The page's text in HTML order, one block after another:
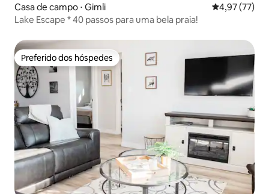
Casa de campo ⋅ Gimli 4,97 de uma
4,97 (77)
Lake Escape * 40 passos para uma bela praia!
Preferido dos hóspedes
Preferido dos hóspedes